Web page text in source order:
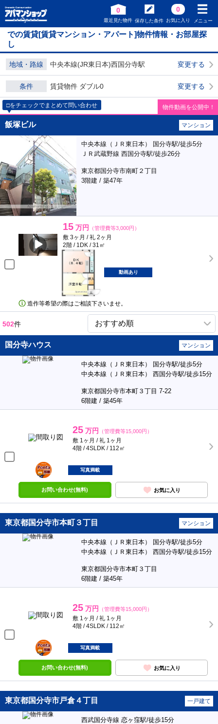
0
最近見た物件 保存した条件
0
お気に入り メニュー
での賃貸[賃貸マンション・アパート]物件情報・お部屋探
し
地域・路線 中央本線(JR東日本)西国分寺駅 変更する
条件 賃貸物件 ダブル0 変更する
□をチェックでまとめて問い合わせ 物件動画を公開中！
飯塚ビル マンション
中央本線（ＪＲ東日本） 国分寺駅/徒歩5分
ＪＲ武蔵野線 西国分寺駅/徒歩26分
東京都国分寺市南町２丁目
3階建 / 築47年
15 万円 （管理費等3,000円）
敷 3ヶ月 / 礼 2ヶ月
2階 / 1DK / 31㎡
動画あり
造作等希望の際はご相談下さいませ。
502件
国分寺ハウス マンション
中央本線（ＪＲ東日本） 国分寺駅/徒歩5分
中央本線（ＪＲ東日本） 西国分寺駅/徒歩15分
東京都国分寺市本町３丁目 7-22
6階建 / 築45年
25 万円 （管理費等15,000円）
敷 1ヶ月 / 礼 1ヶ月
4階 / 4SLDK / 112㎡
ポンタ
部屋
写真満載
お問い合わせ(無料) お気に入り
東京都国分寺市本町３丁目 マンション
中央本線（ＪＲ東日本） 国分寺駅/徒歩5分
中央本線（ＪＲ東日本） 西国分寺駅/徒歩15分
東京都国分寺市本町３丁目
6階建 / 築45年
25 万円 （管理費等15,000円）
敷 1ヶ月 / 礼 1ヶ月
4階 / 4SLDK / 112㎡
ポンタ
部屋
写真満載
お問い合わせ(無料) お気に入り
東京都国分寺市戸倉４丁目 一戸建て
西武国分寺線 恋ヶ窪駅/徒歩15分